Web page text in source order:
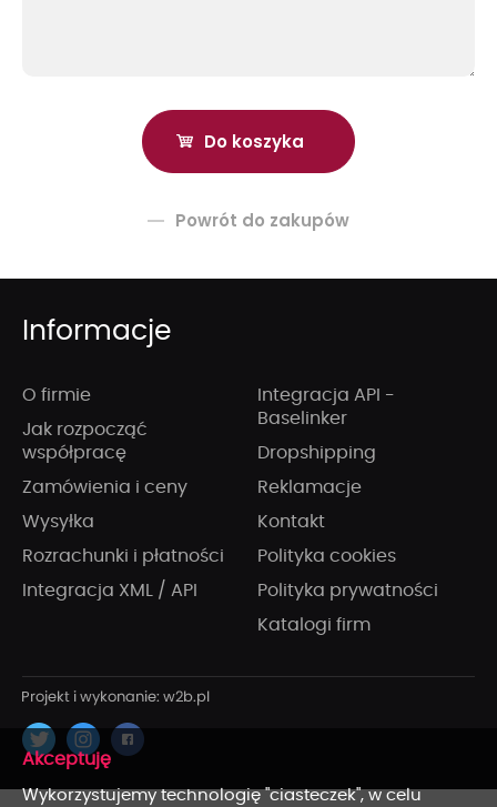
Powrót do zakupów
Informacje
O firmie
Jak rozpocząć
współpracę
Zamówienia i ceny
Wysyłka
Rozrachunki i płatności
Integracja XML / API
Integracja API -
Baselinker
Dropshipping
Reklamacje
Kontakt
Polityka cookies
Polityka prywatności
Katalogi firm
x
Wykorzystujemy technologię "ciasteczek", w celu